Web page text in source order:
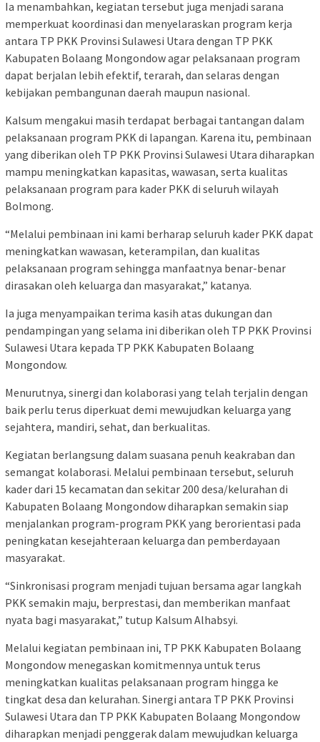
Ia menambahkan, kegiatan tersebut juga menjadi sarana
memperkuat koordinasi dan menyelaraskan program kerja
antara TP PKK Provinsi Sulawesi Utara dengan TP PKK
Kabupaten Bolaang Mongondow agar pelaksanaan program
dapat berjalan lebih efektif, terarah, dan selaras dengan
kebijakan pembangunan daerah maupun nasional.
Kalsum mengakui masih terdapat berbagai tantangan dalam
pelaksanaan program PKK di lapangan. Karena itu, pembinaan
yang diberikan oleh TP PKK Provinsi Sulawesi Utara diharapkan
mampu meningkatkan kapasitas, wawasan, serta kualitas
pelaksanaan program para kader PKK di seluruh wilayah
Bolmong.
“Melalui pembinaan ini kami berharap seluruh kader PKK dapat
meningkatkan wawasan, keterampilan, dan kualitas
pelaksanaan program sehingga manfaatnya benar-benar
dirasakan oleh keluarga dan masyarakat,” katanya.
Ia juga menyampaikan terima kasih atas dukungan dan
pendampingan yang selama ini diberikan oleh TP PKK Provinsi
Sulawesi Utara kepada TP PKK Kabupaten Bolaang
Mongondow.
Menurutnya, sinergi dan kolaborasi yang telah terjalin dengan
baik perlu terus diperkuat demi mewujudkan keluarga yang
sejahtera, mandiri, sehat, dan berkualitas.
Kegiatan berlangsung dalam suasana penuh keakraban dan
semangat kolaborasi. Melalui pembinaan tersebut, seluruh
kader dari 15 kecamatan dan sekitar 200 desa/kelurahan di
Kabupaten Bolaang Mongondow diharapkan semakin siap
menjalankan program-program PKK yang berorientasi pada
peningkatan kesejahteraan keluarga dan pemberdayaan
masyarakat.
“Sinkronisasi program menjadi tujuan bersama agar langkah
PKK semakin maju, berprestasi, dan memberikan manfaat
nyata bagi masyarakat,” tutup Kalsum Alhabsyi.
Melalui kegiatan pembinaan ini, TP PKK Kabupaten Bolaang
Mongondow menegaskan komitmennya untuk terus
meningkatkan kualitas pelaksanaan program hingga ke
tingkat desa dan kelurahan. Sinergi antara TP PKK Provinsi
Sulawesi Utara dan TP PKK Kabupaten Bolaang Mongondow
diharapkan menjadi penggerak dalam mewujudkan keluarga